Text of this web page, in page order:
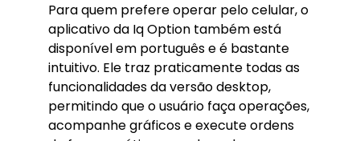
Para quem prefere operar pelo celular, o
aplicativo da Iq Option também está
disponível em português e é bastante
intuitivo. Ele traz praticamente todas as
funcionalidades da versão desktop,
permitindo que o usuário faça operações,
acompanhe gráficos e execute ordens